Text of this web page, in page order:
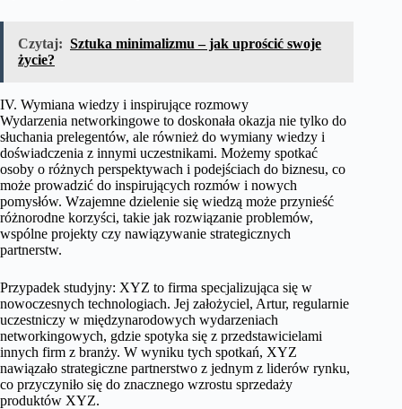
Czytaj: Sztuka minimalizmu – jak uprościć swoje
życie?
IV. Wymiana wiedzy i inspirujące rozmowy
Wydarzenia networkingowe to doskonała okazja nie tylko do
słuchania prelegentów, ale również do wymiany wiedzy i
doświadczenia z innymi uczestnikami. Możemy spotkać
osoby o różnych perspektywach i podejściach do biznesu, co
może prowadzić do inspirujących rozmów i nowych
pomysłów. Wzajemne dzielenie się wiedzą może przynieść
różnorodne korzyści, takie jak rozwiązanie problemów,
wspólne projekty czy nawiązywanie strategicznych
partnerstw.
Przypadek studyjny: XYZ to firma specjalizująca się w
nowoczesnych technologiach. Jej założyciel, Artur, regularnie
uczestniczy w międzynarodowych wydarzeniach
networkingowych, gdzie spotyka się z przedstawicielami
innych firm z branży. W wyniku tych spotkań, XYZ
nawiązało strategiczne partnerstwo z jednym z liderów rynku,
co przyczyniło się do znacznego wzrostu sprzedaży
produktów XYZ.